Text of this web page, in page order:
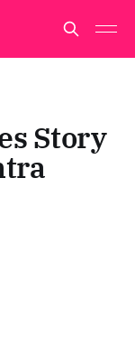
Story